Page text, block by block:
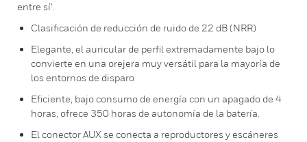
entre sí'.
Clasificación de reducción de ruido de 22 dB (NRR)
Elegante, el auricular de perfil extremadamente bajo lo
convierte en una orejera muy versátil para la mayoría de
los entornos de disparo
Eficiente, bajo consumo de energía con un apagado de 4
horas, ofrece 350 horas de autonomía de la batería.
El conector AUX se conecta a reproductores y escáneres